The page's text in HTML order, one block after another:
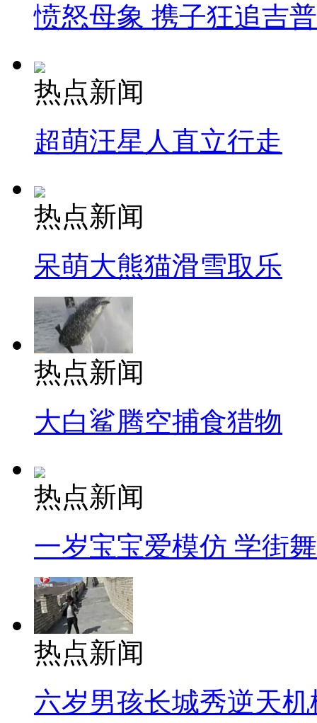
愤怒母象 携子狂追吉
热点新闻
超萌汪星人直立行走
热点新闻
呆萌大熊猫滑雪取乐
热点新闻
大白鲨腾空捕食猎物
热点新闻
一岁宝宝爱模仿 学街
热点新闻
六岁男孩长城秀逆天机